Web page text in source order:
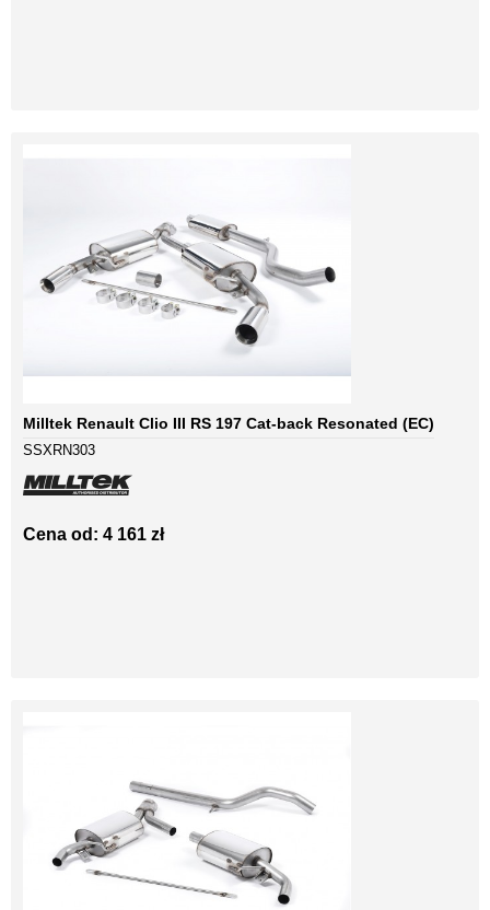
Milltek Renault Clio III RS 197 Cat-back Resonated (EC)
SSXRN303
Cena od: 4 161 zł